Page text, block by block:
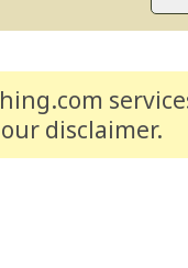
disclaimer.